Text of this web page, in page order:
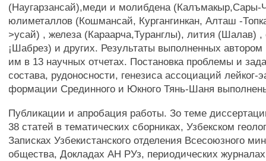
(Наугарзансай),меди и молибдена (Калъмакыр,Сары-
юлиметаллов (Кошмансай, Кургангинкан, Алташ -
>усай) , железа (Караарча,Туранглы), лития (Шалав)
¡Шабрез) и других. Результаты выполненных автором
им в 13 научных отчетах. Постановка проблемы и
состава, рудоносности, генезиса ассоциаций лейког-
формации Срединного и Юкного Тянь-Шаня
Публикации и апробация работы. Зо теме
38 статей в тематических сборниках, Узбекском
Записках Узбекистанского отделения Всесоюзного
общества, Докладах АН РУз, периодических